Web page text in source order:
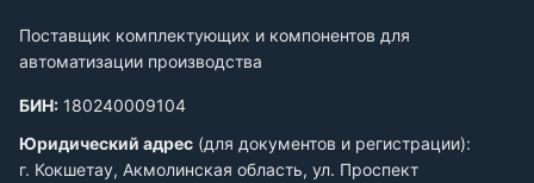
Поставщик комплектующих и компонентов для
автоматизации производства
БИН: 180240009104
Юридический адрес (для документов и регистрации):
г. Кокшетау, Акмолинская область, ул. Проспект